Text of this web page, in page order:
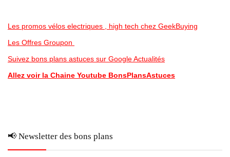
Les promos vélos electriques , high tech chez GeekBuying
Les Offres Groupon
Suivez bons plans astuces sur Google Actualités
Allez voir la Chaine Youtube BonsPlansAstuces
📢 Newsletter des bons plans